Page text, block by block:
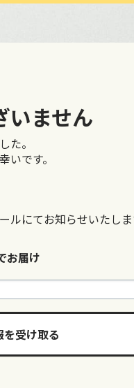
いません
た。
です。
ルにてお知らせいたし
お届け